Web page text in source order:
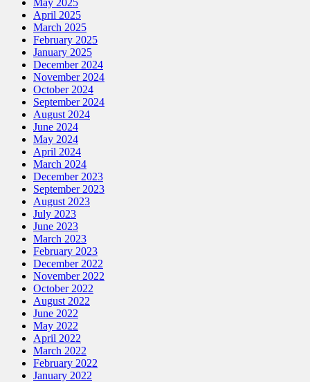
May 2025
April 2025
March 2025
February 2025
January 2025
December 2024
November 2024
October 2024
September 2024
August 2024
June 2024
May 2024
April 2024
March 2024
December 2023
September 2023
August 2023
July 2023
June 2023
March 2023
February 2023
December 2022
November 2022
October 2022
August 2022
June 2022
May 2022
April 2022
March 2022
February 2022
January 2022